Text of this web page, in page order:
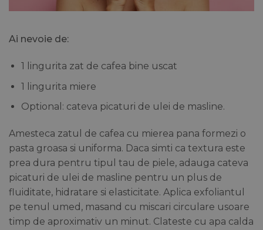
Ai nevoie de:
1 lingurita zat de cafea bine uscat
1 lingurita miere
Optional: cateva picaturi de ulei de masline.
Amesteca zatul de cafea cu mierea pana formezi o
pasta groasa si uniforma. Daca simti ca textura este
prea dura pentru tipul tau de piele, adauga cateva
picaturi de ulei de masline pentru un plus de
fluiditate, hidratare si elasticitate. Aplica exfoliantul
pe tenul umed, masand cu miscari circulare usoare
timp de aproximativ un minut. Clateste cu apa calda